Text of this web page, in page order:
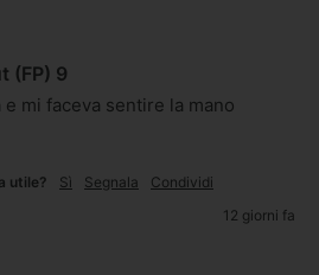
(FP) 9
mi faceva sentire la mano
utile? Sì Segnala
Condividi
12 giorni fa